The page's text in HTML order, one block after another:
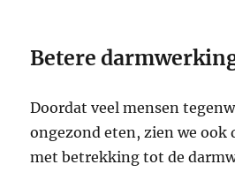
Betere
Doordat veel mensen
ongezond eten, zien we ook
met betrekking tot de